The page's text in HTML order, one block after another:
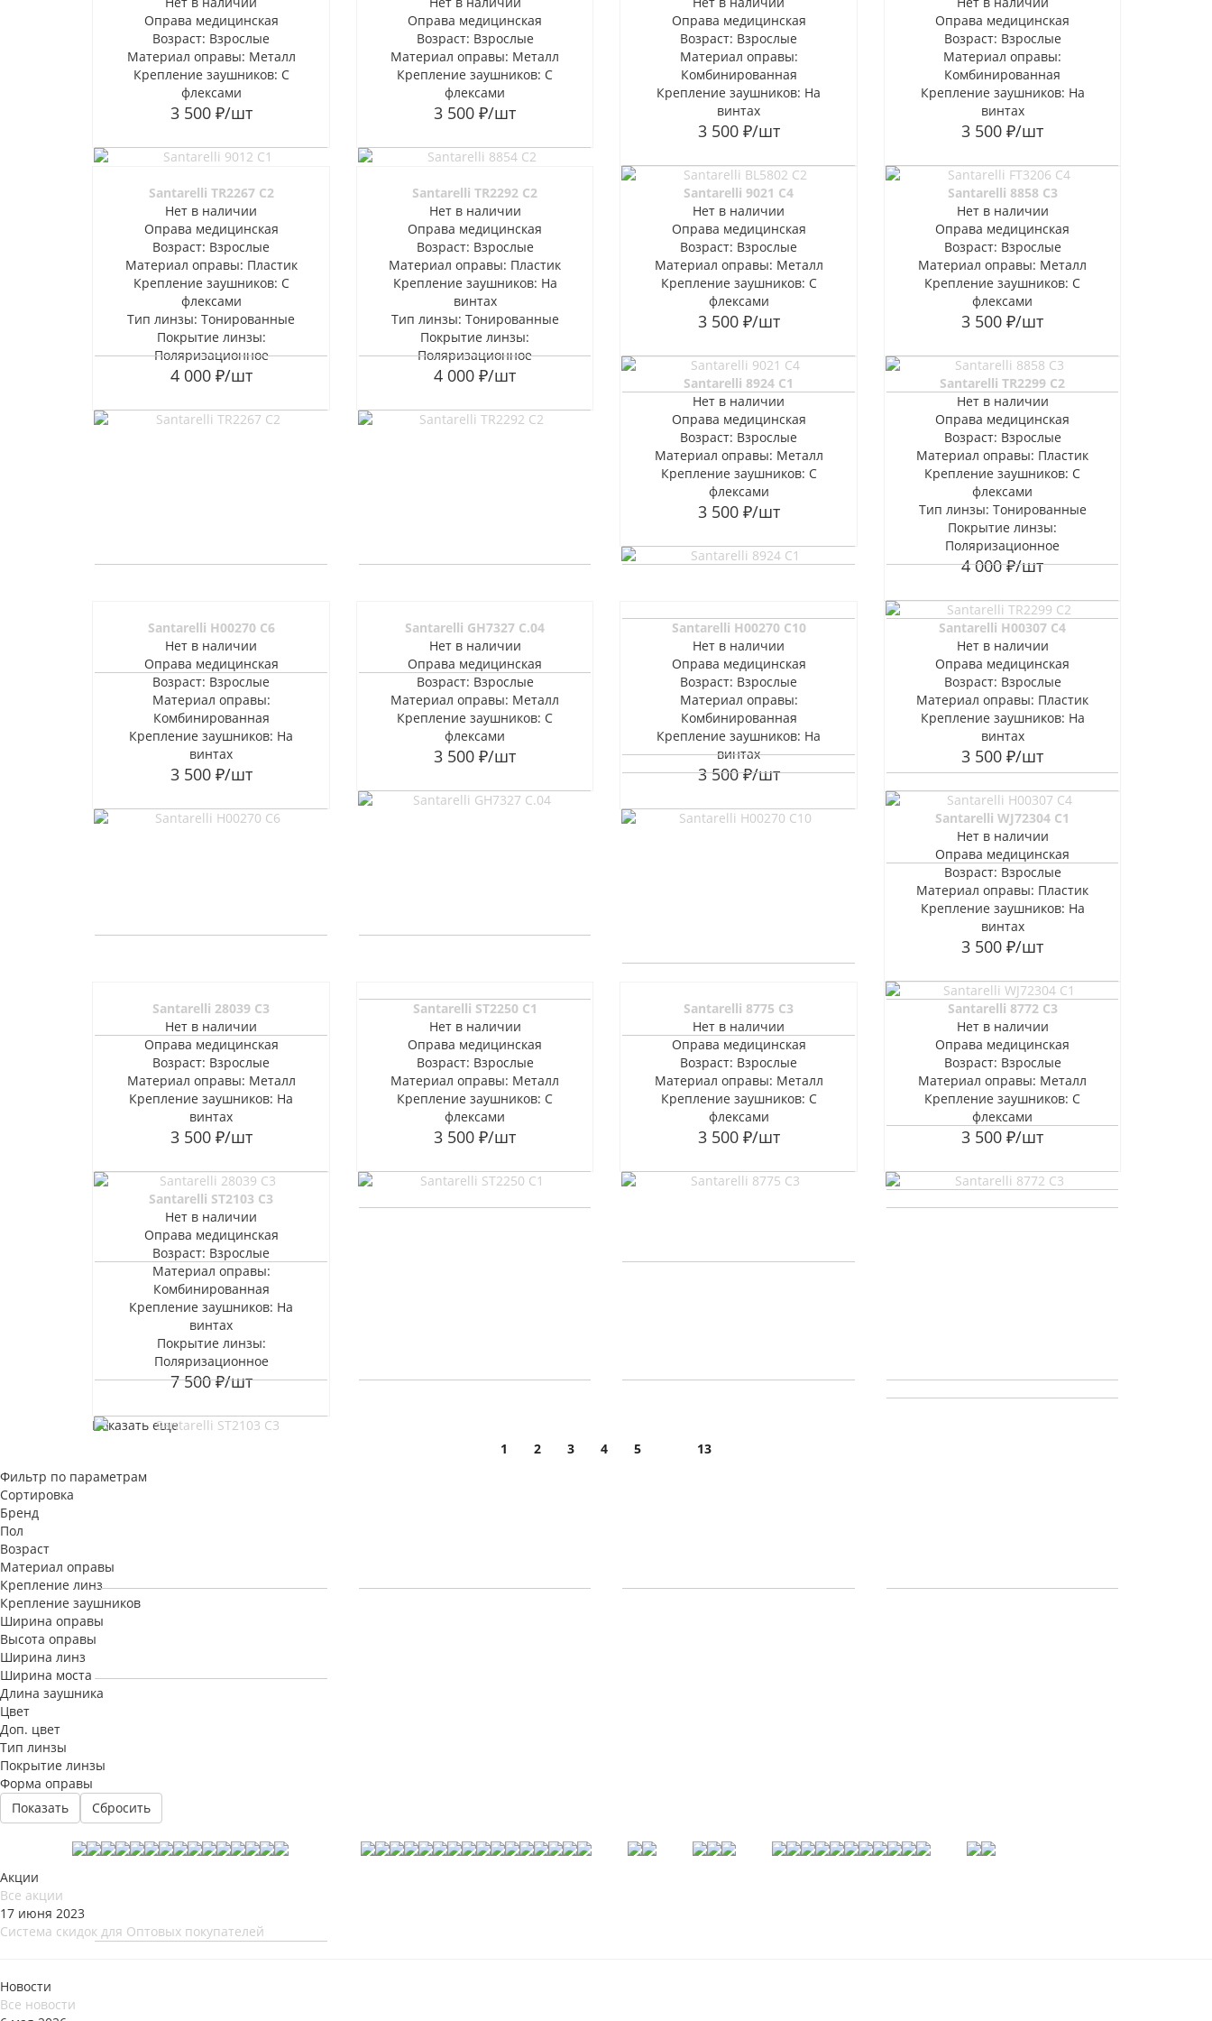
Оправа медицинская
Возраст: Взрослые
Материал оправы: Металл
Крепление заушников: С
флексами
3 500₽/шт
Оправа медицинская
Возраст: Взрослые
Материал оправы: Металл
Крепление заушников: С
флексами
3 500 ₽/шт
Оправа медицинская
Возраст: Взрослые
Материал оправы:
Комбинированная
Крепление заушников: На
винтах
3 500₽/шт
Оправа медицинская
Возраст: Взрослые
Материал оправы:
Комбинированная
Крепление заушников: На
винтах
3 500 ₽/шт
Santarelli TR2267 C2
Нет в наличии
Оправа медицинская
Возраст: Взрослые
Материал оправы: Пластик
Крепление заушников: С
флексами
Тип линзы: Тонированные
Покрытие линзы:
Поляризационное
4 000₽/шт
Santarelli TR2292 C2
Нет в наличии
Оправа медицинская
Возраст: Взрослые
Материал оправы: Пластик
Крепление заушников: На
винтах
Тип линзы: Тонированные
Покрытие линзы:
Поляризационное
4 000 ₽/шт
Santarelli 9021 C4
Нет в наличии
Оправа медицинская
Возраст: Взрослые
Материал оправы: Металл
Крепление заушников: С
флексами
3 500₽/шт
Santarelli 8858 C3
Нет в наличии
Оправа медицинская
Возраст: Взрослые
Материал оправы: Металл
Крепление заушников: С
флексами
3 500 ₽/шт
Santarelli 8924 C1
Нет в наличии
Оправа медицинская
Возраст: Взрослые
Материал оправы: Металл
Крепление заушников: С
флексами
3 500₽/шт
Santarelli TR2299 C2
Нет в наличии
Оправа медицинская
Возраст: Взрослые
Материал оправы: Пластик
Крепление заушников: С
флексами
Тип линзы: Тонированные
Покрытие линзы:
Поляризационное
4 000₽/шт
Santarelli H00270 C6
Нет в наличии
Оправа медицинская
Возраст: Взрослые
Материал оправы:
Комбинированная
Крепление заушников: На
винтах
3 500₽/шт
Santarelli GH7327 C.04
Нет в наличии
Оправа медицинская
Возраст: Взрослые
Материал оправы: Металл
Крепление заушников: С
флексами
3 500 ₽/шт
Santarelli H00270 C10
Нет в наличии
Оправа медицинская
Возраст: Взрослые
Материал оправы:
Комбинированная
Крепление заушников: На
винтах
3 500₽/шт
Santarelli H00307 C4
Нет в наличии
Оправа медицинская
Возраст: Взрослые
Материал оправы: Пластик
Крепление заушников: На
винтах
3 500 ₽/шт
Santarelli WJ72304 C1
Нет в наличии
Оправа медицинская
Возраст: Взрослые
Материал оправы: Пластик
Крепление заушников: На
винтах
3 500 ₽/шт
Santarelli 28039 C3
Нет в наличии
Оправа медицинская
Возраст: Взрослые
Материал оправы: Металл
Крепление заушников: На
винтах
3 500₽/шт
Santarelli ST2250 C1
Нет в наличии
Оправа медицинская
Возраст: Взрослые
Материал оправы: Металл
Крепление заушников: С
флексами
3 500 ₽/шт
Santarelli 8775 C3
Нет в наличии
Оправа медицинская
Возраст: Взрослые
Материал оправы: Металл
Крепление заушников: С
флексами
3 500₽/шт
Santarelli 8772 C3
Нет в наличии
Оправа медицинская
Возраст: Взрослые
Материал оправы: Металл
Крепление заушников: С
флексами
3 500 ₽/шт
Santarelli ST2103 C3
Нет в наличии
Оправа медицинская
Возраст: Взрослые
Материал оправы:
Комбинированная
Крепление заушников: На
винтах
Покрытие линзы:
Поляризационное
7 500₽/шт
Показать еще
1
2 3 4 5
13
Фильтр по параметрам
Сортировка
Бренд
Пол
Возраст
Материал оправы
Крепление линз
Крепление заушников
Ширина оправы
Высота оправы
Ширина линз
Ширина моста
Длина заушника
Цвет
Доп. цвет
Тип линзы
Покрытие линзы
Форма оправы
Сбросить
Акции
Все акции
17 июня 2023
Система скидок для Оптовых покупателей
Новости
Все новости